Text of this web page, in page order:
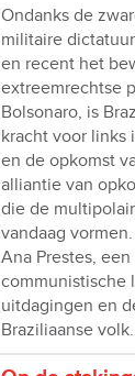
Ondanks de
militaire
en recent het
extreemrechtse
Bolsonaro, is
kracht voor links
en de opkomst
alliantie van
die de
vandaag
Ana Prestes,
communistische
uitdagingen en
Braziliaanse volk.